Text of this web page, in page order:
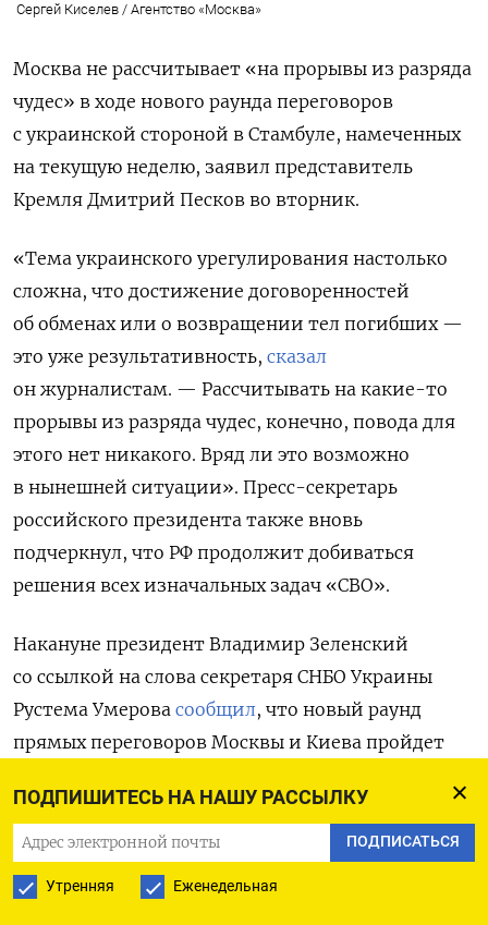
ПОДПИШИТЕСЬ НА НАШУ РАССЫЛКУ
ПОДПИСАТЬСЯ
Утренняя Еженедельная
Сергей Киселев / Агентство «Москва»
Москва не рассчитывает «на прорывы из разряда
чудес» в ходе нового раунда переговоров
с украинской стороной в Стамбуле, намеченных
на текущую неделю, заявил представитель
Кремля Дмитрий Песков во вторник.
«Тема украинского урегулирования настолько
сложна, что достижение договоренностей
об обменах или о возвращении тел погибших —
это уже результативность, сказал
он журналистам. — Рассчитывать на какие-то
прорывы из разряда чудес, конечно, повода для
этого нет никакого. Вряд ли это возможно
в нынешней ситуации». Пресс-секретарь
российского президента также вновь
подчеркнул, что РФ продолжит добиваться
решения всех изначальных задач «СВО».
Накануне президент Владимир Зеленский
со ссылкой на слова секретаря СНБО Украины
Рустема Умерова сообщил, что новый раунд
прямых переговоров Москвы и Киева пройдет
встреча состоится в стамбульском дворце
Чираган.
Песков также заявил, что сейчас говорить